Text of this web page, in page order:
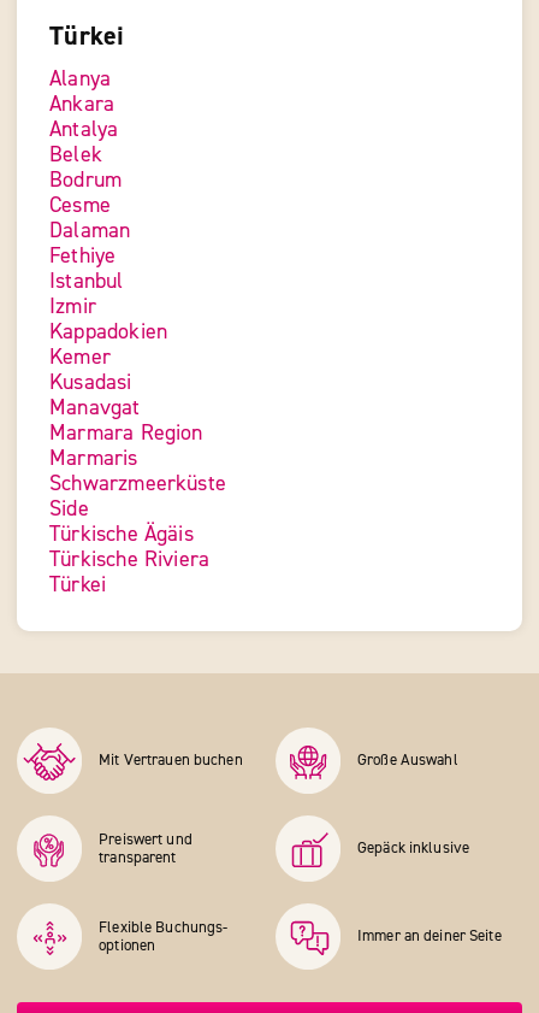
Türkei
Alanya
Ankara
Antalya
Belek
Bodrum
Cesme
Dalaman
Fethiye
Istanbul
Izmir
Kappadokien
Kemer
Kusadasi
Manavgat
Marmara Region
Marmaris
Schwarzmeerküste
Side
Türkische Ägäis
Türkische Riviera
Türkei
Mit Vertrauen buchen Große Auswahl
Preiswert und
transparent
Gepäck inklusive
Flexible Buchungs­
optionen
Immer an deiner Seite